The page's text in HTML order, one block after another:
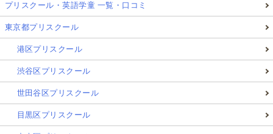
プリスクール・英語学童 一覧・口コミ
東京都プリスクール
港区プリスクール
渋谷区プリスクール
世田谷区プリスクール
目黒区プリスクール